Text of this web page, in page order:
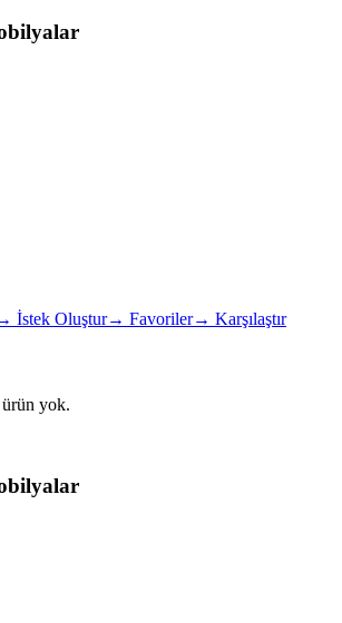
İstek Oluştur→ Favoriler→ Karşılaştır
ürün yok.